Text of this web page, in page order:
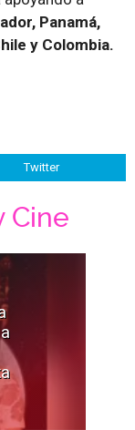
Panamá,
y Colombia.
Twitter
Cine